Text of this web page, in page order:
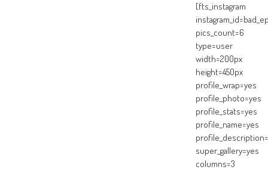
[fts_instagram
pics_count=6
type=user
width=200px
height=450px
profile_wrap=yes
profile_photo=yes
profile_stats=yes
profile_name=yes
super_gallery=yes
columns=3